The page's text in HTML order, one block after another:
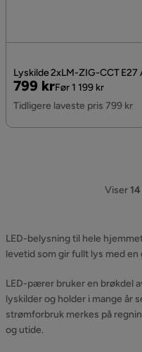
Lyskilde 2xLM-ZIG-CCT
Pris
799 kr
Original
Pris
Før 1 199 kr
Tidligere laveste pris 799 kr
Viser14
LED-belysning til hele
levetid som gir fullt lys med en
LED-pærer bruker en brøkdel
lyskilder og holder i mange år
strømforbruk merkes på
og utide.